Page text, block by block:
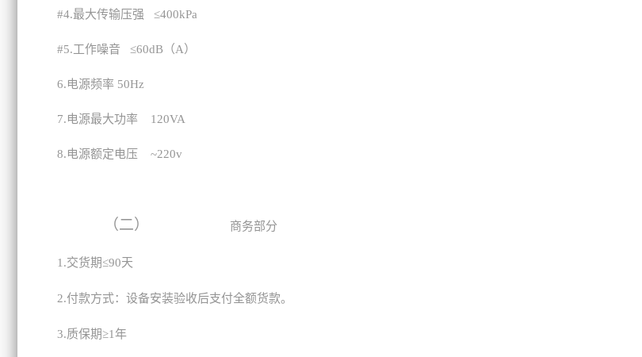
#4.最大传输压强 ≤400kPa
#5.工作噪音 ≤60dB（A）
6.电源频率 50Hz
7.电源最大功率 120VA
8.电源额定电压 ~220v
（二） 商务部分
1.交货期≤90天
2.付款方式：设备安装验收后支付全额货款。
3.质保期≥1年